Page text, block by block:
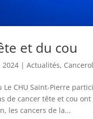
et du cou
2024 |Actualités,
Le CHU Saint-Pierre
de cancer tête et cou
les cancers de la...